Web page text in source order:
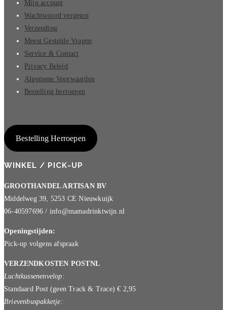
Mijn account
Wachtwoord vergeten
Verzending
Meest Gestelde Vragen
Service & Contact
Privacy Beleid
Algemene Voorwaarden
Bestelling herroepen
Bestelling Herroepen
WINKEL / PICK-UP
GROOTHANDEL ARTISAN BV
Middelweg 39, 5253 CE Nieuwkuijk
06-40597696 / info@mamadrinktwijn.nl
Openingstijden:
Pick-up volgens afspraak
VERZENDKOSTEN POSTNL
Luchtkussenenvelop:
Standaard Post (geen Track & Trace) € 2,95
Brievenbuspakketje: